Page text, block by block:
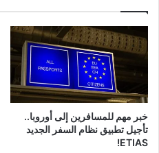
خبر مهم للمسافرين إلى أوروبا..
تأجيل تطبيق نظام السفر الجديد
ETIAS!